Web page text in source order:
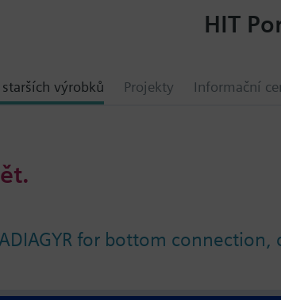
výrobků Projekty Informační
HIT
for bottom